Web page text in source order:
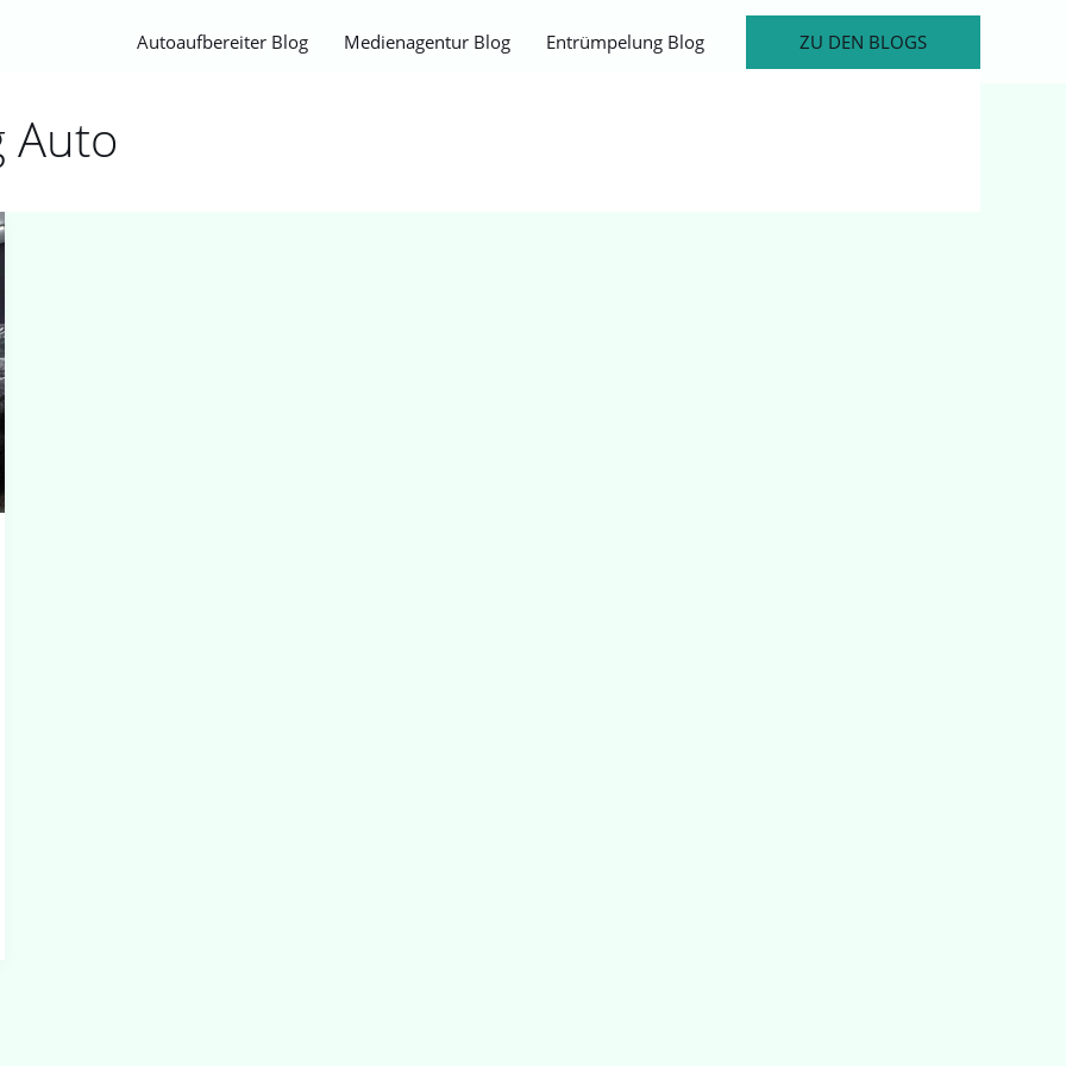
Autoaufbereiter Blog Medienagentur Blog Entrümpelung Blog ZU DEN BLOGS
Auto